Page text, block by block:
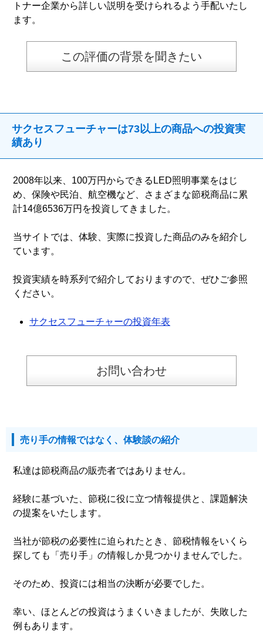
トナー企業から詳しい説明を受けられるよう手配いたし
ます。
この評価の背景を聞きたい
サクセスフューチャーは73以上の商品への投資実
績あり
2008年以来、100万円からできるLED照明事業をはじ
め、保険や民泊、航空機など、さまざまな節税商品に累
計14億6536万円を投資してきました。
当サイトでは、体験、実際に投資した商品のみを紹介し
ています。
投資実績を時系列で紹介しておりますので、ぜひご参照
ください。
サクセスフューチャーの投資年表
お問い合わせ
売り手の情報ではなく、体験談の紹介
私達は節税商品の販売者ではありません。
経験に基づいた、節税に役に立つ情報提供と、課題解決
の提案をいたします。
当社が節税の必要性に迫られたとき、節税情報をいくら
探しても「売り手」の情報しか見つかりませんでした。
そのため、投資には相当の決断が必要でした。
幸い、ほとんどの投資はうまくいきましたが、失敗した
例もあります。